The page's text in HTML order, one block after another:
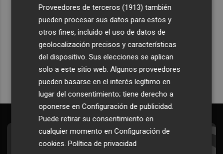
Recibe toda la actualidad de
Plaza Podcast en tu correo
Quiero suscribirme
Suscríbete al Boletín
Proveedores de terceros (1913) también
pueden procesar sus datos para estos y
otros fines, incluido el uso de datos de
geolocalización precisos y características
del dispositivo. Sus elecciones se aplican
solo a este sitio web. Algunos proveedores
pueden basarse en el interés legítimo en
lugar del consentimiento; tiene derecho a
oponerse enConfiguración de publicidad
Puede retirar su consentimiento en
cualquier momento enConfiguración de
cookies .Política de privacidad